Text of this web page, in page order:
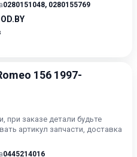
0280151048, 0280155769
156 1997-
при заказе детали будьте
артикул запчасти, доставка
0445214016